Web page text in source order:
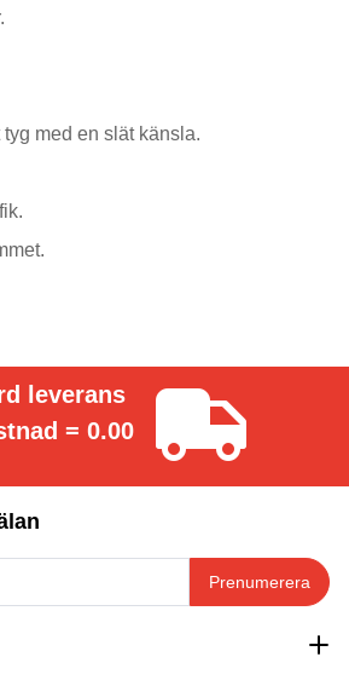
med en slät känsla.
leverans
= 0.00
Prenumerera